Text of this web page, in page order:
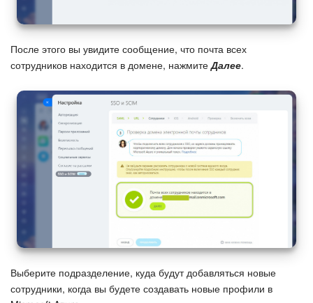
После этого вы увидите сообщение, что почта всех
сотрудников находится в домене, нажмитеДалее.
Выберите подразделение, куда будут добавляться новые
сотрудники, когда вы будете создавать новые профили в